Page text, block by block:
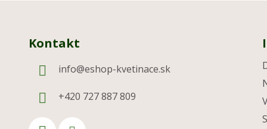
Kontakt
info@eshop-kvetinace.sk
+420 727 887 809